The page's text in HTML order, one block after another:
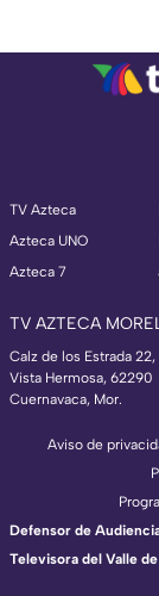
TV Azteca
Azteca UNO
Azteca 7
TV AZTECA
Calz de los Estrada 22,
Vista Hermosa, 62290
Cuernavaca, Mor.
Aviso de
Defensor de
Televisora del Valle